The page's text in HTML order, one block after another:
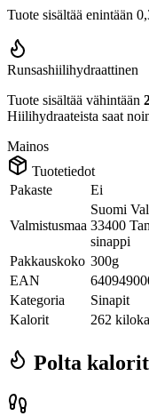
Tuote sisältää enintään
Runsashiilihydraattinen
Tuote sisältää vähintään
Hiilihydraateista saat
Mainos
Tuotetiedot
Pakaste
Ei
Valmistusmaa
Suomi
33400
sinappi
Pakkauskoko 300g
EAN
Kategoria
Sinapit
Kalorit
262
Polta